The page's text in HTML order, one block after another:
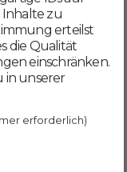
Inhalte zu
erteilst
die Qualität
einschränken.
in unserer
erforderlich)